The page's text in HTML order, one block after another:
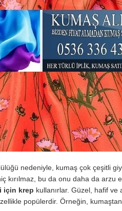
nedeniyle, kumaş çok çeşitli
kırılmaz, bu da onu daha da arzu
için krep kullanırlar. Güzel, hafif ve
popülerdir. Örneğin,